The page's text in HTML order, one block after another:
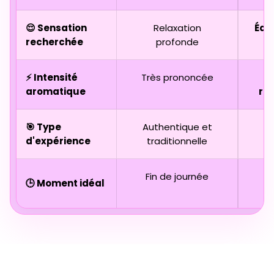
😌 Sensation
recherchée
Relaxation
profonde
⚡ Intensité
aromatique
Très prononcée
🎯 Type
d'expérience
Authentique et
traditionnelle
🕒 Moment idéal
Fin de journée